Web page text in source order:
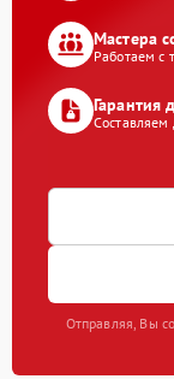
Мастера
Работаем с
Гарантия
Составляем
Отправляя, Вы